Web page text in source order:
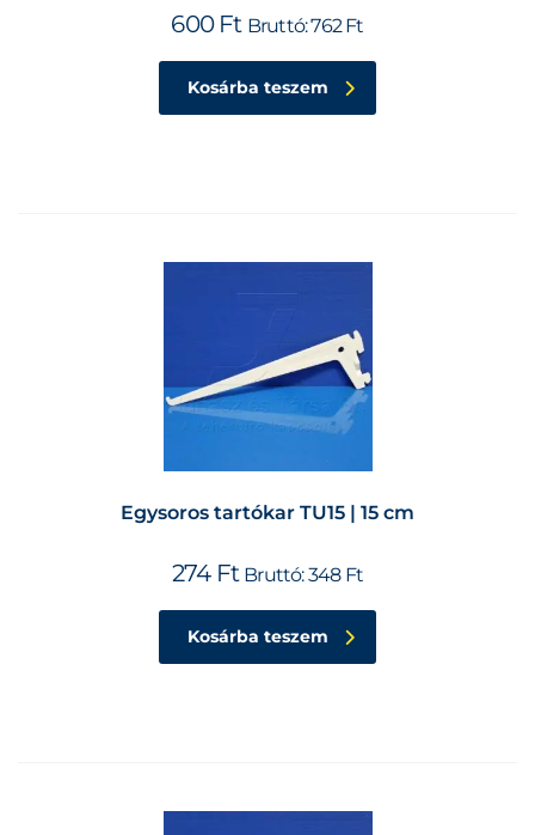
600 Ft Bruttó:762Ft
Kosárba teszem
Egysoros tartókar TU15 | 15 cm
274 Ft Bruttó:348 Ft
Kosárba teszem